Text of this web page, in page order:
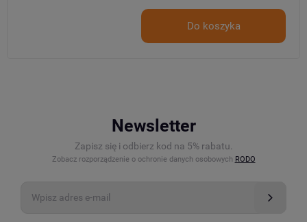
Do koszyka
Newsletter
Zapisz się i odbierz kod na 5% rabatu.
Zobacz rozporządzenie o ochronie danych osobowych RODO